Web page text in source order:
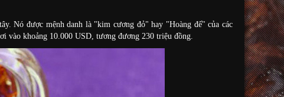
Nó được mệnh danh là "kim cương đỏ" hay "Hoàng đế" của các
vào khoảng 10.000 USD, tương đương 230 triệu đồng.